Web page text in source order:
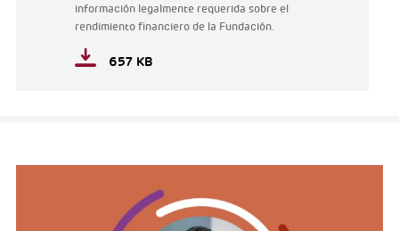
información legalmente requerida sobre el
rendimiento financiero de la Fundación.
657 KB